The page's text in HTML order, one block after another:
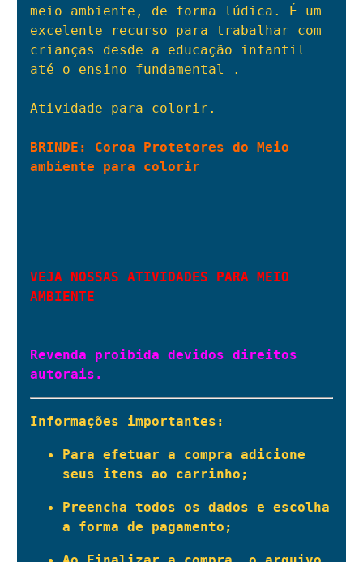
meio ambiente, de forma lúdica. É um
excelente recurso para trabalhar com
crianças desde a educação infantil
até o ensino fundamental .
Atividade para colorir.
BRINDE: Coroa Protetores do Meio
ambiente para colorir
VEJA NOSSAS ATIVIDADES PARA MEIO
AMBIENTE
Revenda proibida devidos direitos
autorais.
Informações importantes:
Para efetuar a compra adicione
seus itens ao carrinho;
Preencha todos os dados e escolha
a forma de pagamento;